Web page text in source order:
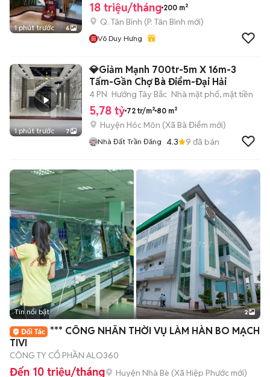
1 phút trước 6
18 triệu/tháng 200 m²
Q. Tân Bình (P. Tân Bình mới)
Võ Duy Hưng
1 phút trước 7
💎Giảm Mạnh 700tr-5m X 16m-3
Tấm-Gần Chợ Bà Điểm-Đại Hải
4 PN Hướng Tây Bắc Nhà mặt phố, mặt tiền
5,78 tỷ 72 tr/m² 80 m²
Huyện Hóc Môn (Xã Bà Điểm mới)
Nhà Đất Trần Đăng 4.3 9 đã bán
Tin nổi bật 2
*** CÔNG NHÂN THỜI VỤ LÀM HÀN BO MẠCH
TIVI
CÔNG TY CỔ PHẦN ALO360
Đến 10 triệu/tháng Huyện Nhà Bè (Xã Hiệp Phước mới)